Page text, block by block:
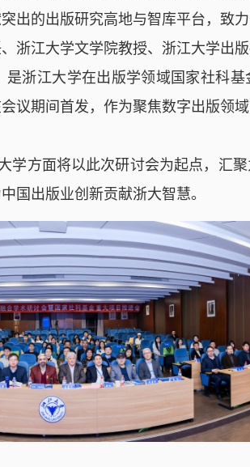
出的出版研究高地与智库平台，致
浙江大学文学院教授、浙江大学出
浙江大学在出版学领域国家社科
议期间首发，作为聚焦数字出版领
学方面将以此次研讨会为起点，汇
国出版业创新贡献浙大智慧。